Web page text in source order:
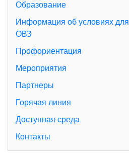
Образование
Информация об условиях
ОВЗ
Профориентация
Мероприятия
Партнеры
Горячая линия
Доступная среда
Контакты